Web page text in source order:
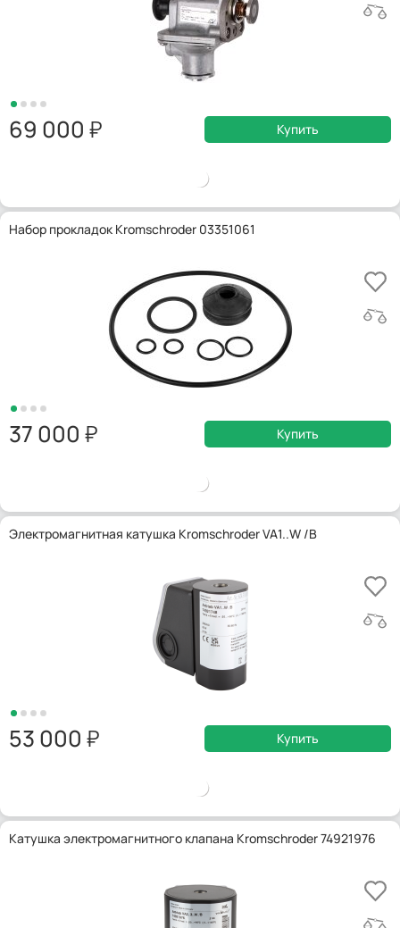
69 000 Купить
Набор прокладок Kromschroder 03351061
37 000 Купить
Электромагнитная катушка Kromschroder VA1..W /B
53 000 Купить
Катушка электромагнитного клапана Kromschroder 74921976